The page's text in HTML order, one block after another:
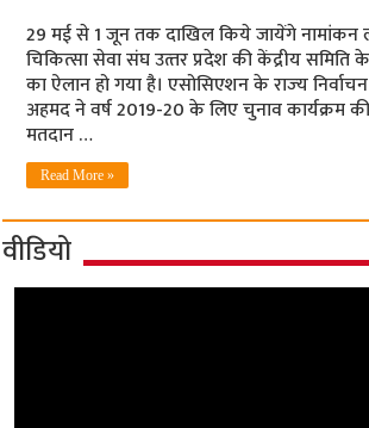
29 मई से 1 जून तक दाखिल किये जायेंगे नामांकन
चिकित्‍सा सेवा संघ उत्‍तर प्रदेश की केंद्रीय समिति
का ऐलान हो गया है। एसोसिएशन के राज्‍य
अहमद ने वर्ष 2019-20 के लिए चुनाव कार्यक्रम
मतदान …
Read More »
वीडियो